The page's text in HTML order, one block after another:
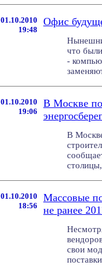
01.10.2010
19:48
Офис
что
-
01.10.2010
19:06
В Москве
В
01.10.2010
18:56
Массовые
не ранее
свои